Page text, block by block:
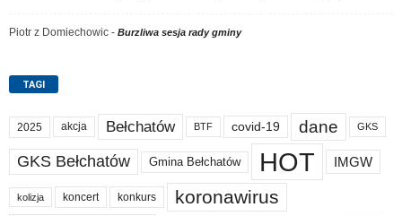
Piotr z Domiechowic - Burzliwa sesja rady gminy
TAGI
2025 akcja Bełchatów BTF covid-19 dane GKS
GKS Bełchatów Gmina Bełchatów HOT IMGW
kolizja koncert konkurs koronawirus